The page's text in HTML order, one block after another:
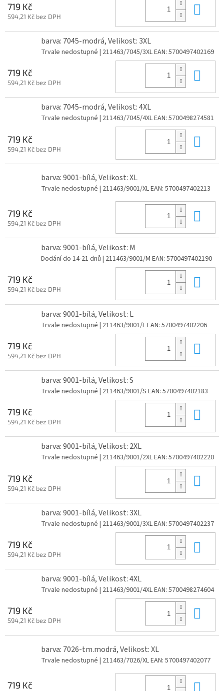
719 Kč
594,21 Kč bez DPH
barva: 7045-modrá, Velikost: 3XL
Trvale nedostupné | 211463/7045/3XLEAN: 5700497402169
719 Kč
594,21 Kč bez DPH
barva: 7045-modrá, Velikost: 4XL
Trvale nedostupné | 211463/7045/4XLEAN: 5700498274581
719 Kč
594,21 Kč bez DPH
barva: 9001-bílá, Velikost: XL
Trvale nedostupné | 211463/9001/XLEAN: 5700497402213
719 Kč
594,21 Kč bez DPH
barva: 9001-bílá, Velikost: M
Dodání do 14-21 dnů | 211463/9001/M EAN: 5700497402190
719 Kč
594,21 Kč bez DPH
barva: 9001-bílá, Velikost: L
Trvale nedostupné | 211463/9001/LEAN: 5700497402206
719 Kč
594,21 Kč bez DPH
barva: 9001-bílá, Velikost: S
Trvale nedostupné | 211463/9001/S EAN: 5700497402183
719 Kč
594,21 Kč bez DPH
barva: 9001-bílá, Velikost: 2XL
Trvale nedostupné | 211463/9001/2XLEAN: 5700497402220
719 Kč
594,21 Kč bez DPH
barva: 9001-bílá, Velikost: 3XL
Trvale nedostupné | 211463/9001/3XLEAN: 5700497402237
719 Kč
594,21 Kč bez DPH
barva: 9001-bílá, Velikost: 4XL
Trvale nedostupné | 211463/9001/4XLEAN: 5700498274604
719 Kč
594,21 Kč bez DPH
barva: 7026-tm.modrá, Velikost: XL
Trvale nedostupné | 211463/7026/XLEAN: 5700497402077
719 Kč